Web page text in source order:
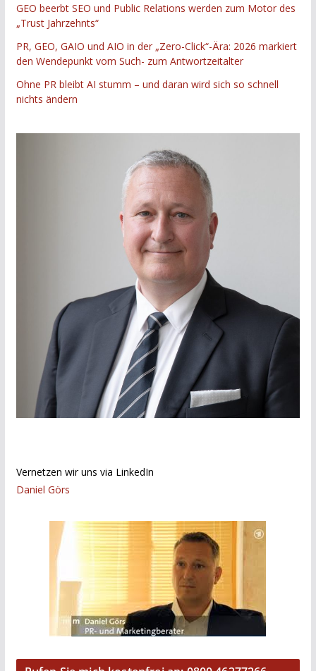
GEO beerbt SEO und Public Relations werden zum Motor des
„Trust Jahrzehnts“
PR, GEO, GAIO und AIO in der „Zero-Click“-Ära: 2026 markiert
den Wendepunkt vom Such- zum Antwortzeitalter
Ohne PR bleibt AI stumm – und daran wird sich so schnell
nichts ändern
Vernetzen wir uns via LinkedIn
Daniel Görs